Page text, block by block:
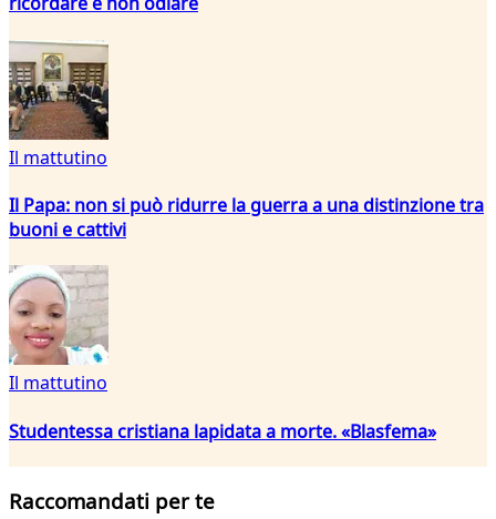
Il mattutino
Il Papa: non si può ridurre la guerra a una distinzione tra
buoni e cattivi
Il mattutino
Studentessa cristiana lapidata a morte. «Blasfema»
Raccomandati per te